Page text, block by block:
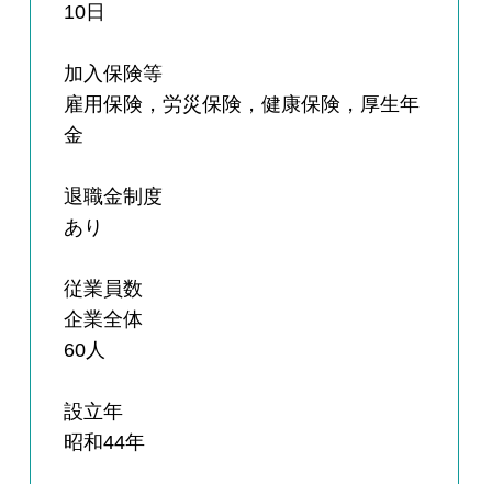
10日
加入保険等
雇用保険，労災保険，健康保険，厚生年
金
退職金制度
あり
従業員数
企業全体
60人
設立年
昭和44年